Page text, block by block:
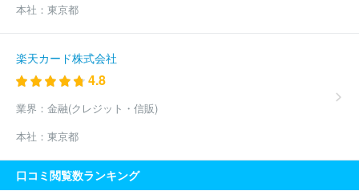
本社： 東京都
楽天カード株式会社
4.8
業界： 金融(クレジット・信販)
本社： 東京都
口コミ閲覧数ランキング